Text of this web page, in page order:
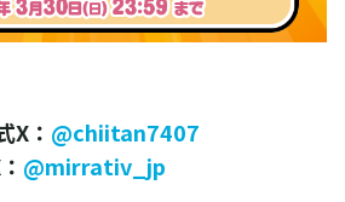
： @chiitan7407
@mirrativ_jp